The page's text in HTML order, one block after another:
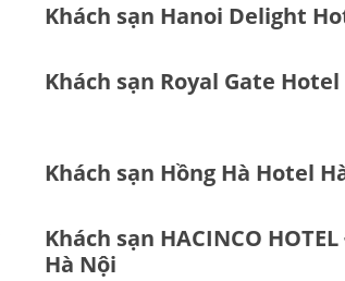
Khách sạn Hanoi Delight
Khách sạn Royal Gate
Khách sạn Hồng Hà Hotel
Khách sạn HACINCO
Hà Nội